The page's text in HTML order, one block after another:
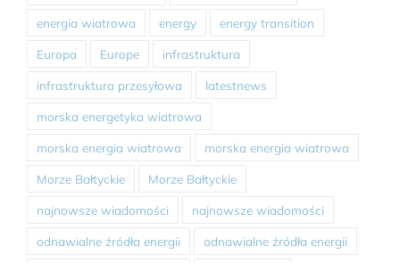
energia wiatrowa energy energy transition
Europa Europe infrastruktura
infrastruktura przesyłowa latestnews
morska energetyka wiatrowa
morska energia wiatrowa morska energia wiatrowa
Morze Bałtyckie Morze Bałtyckie
najnowsze wiadomości najnowsze wiadomości
odnawialne źródła energii odnawialne źródła energii